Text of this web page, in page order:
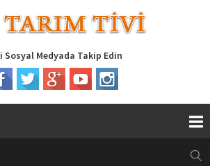
Sosyal Medyada Takip Edin